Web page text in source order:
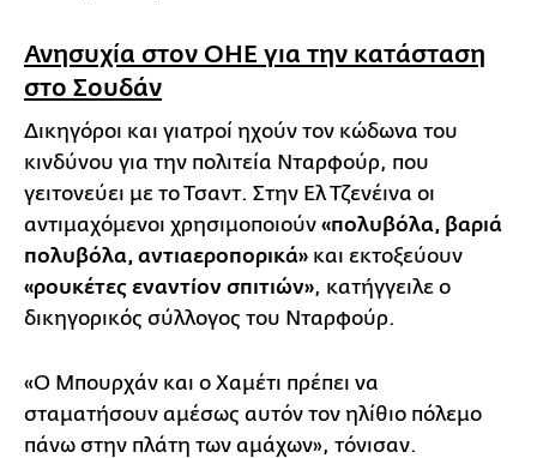
Ανησυχία στον ΟΗΕ για την κατάσταση
στο Σουδάν
Δικηγόροι και γιατροί ηχούν τον κώδωνα του
κινδύνου για την πολιτεία Νταρφούρ, που
γειτονεύει με το Τσαντ. Στην Ελ Τζενέινα οι
αντιμαχόμενοι χρησιμοποιούν «πολυβόλα, βαριά
πολυβόλα, αντιαεροπορικά» και εκτοξεύουν
«ρουκέτες εναντίον σπιτιών», κατήγγειλε ο
δικηγορικός σύλλογος του Νταρφούρ.
«Ο Μπουρχάν και ο Χαμέτι πρέπει να
σταματήσουν αμέσως αυτόν τον ηλίθιο πόλεμο
πάνω στην πλάτη των αμάχων», τόνισαν.